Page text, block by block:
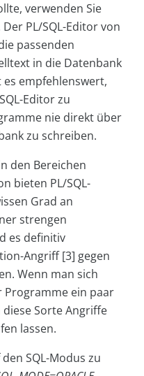
verwenden Sie
PL/SQL-Editor von
passenden
in die Datenbank
empfehlenswert,
Editor zu
nie direkt über
zu schreiben.
den Bereichen
bieten PL/SQL-
Grad an
strengen
es definitiv
Angriff [3] gegen
Wenn man sich
ein paar
Sorte Angriffe
lassen.
SQL-Modus zu